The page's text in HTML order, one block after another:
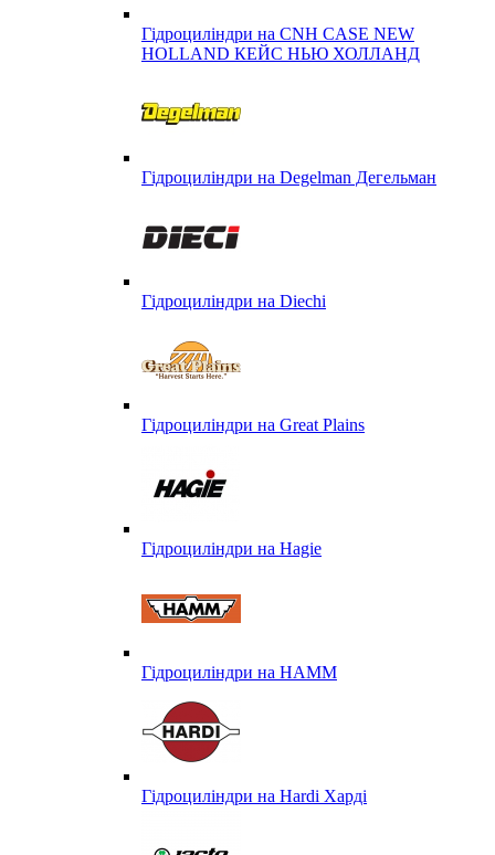
Гідроциліндри на CNH CASE NEW
HOLLAND КЕЙС НЬЮ ХОЛЛАНД
Гідроциліндри на Degelman Дегельман
Гідроциліндри на Diechi
Гідроциліндри на Great Plains
Гідроциліндри на Hagie
Гідроциліндри на HAMM
Гідроциліндри на Hardi Харді